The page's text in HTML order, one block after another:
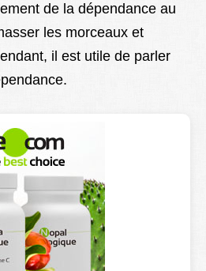
de la dépendance au
les morceaux et
il est utile de parler